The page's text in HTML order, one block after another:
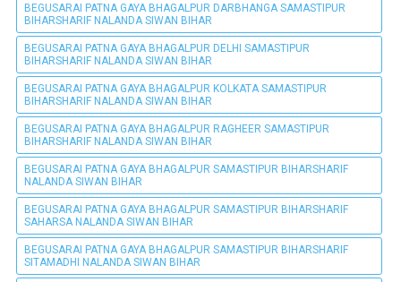
BEGUSARAI PATNA GAYA BHAGALPUR DARBHANGA SAMASTIPUR
BIHARSHARIF NALANDA SIWAN BIHAR
BEGUSARAI PATNA GAYA BHAGALPUR DELHI SAMASTIPUR
BIHARSHARIF NALANDA SIWAN BIHAR
BEGUSARAI PATNA GAYA BHAGALPUR KOLKATA SAMASTIPUR
BIHARSHARIF NALANDA SIWAN BIHAR
BEGUSARAI PATNA GAYA BHAGALPUR RAGHEER SAMASTIPUR
BIHARSHARIF NALANDA SIWAN BIHAR
BEGUSARAI PATNA GAYA BHAGALPUR SAMASTIPUR BIHARSHARIF
NALANDA SIWAN BIHAR
BEGUSARAI PATNA GAYA BHAGALPUR SAMASTIPUR BIHARSHARIF
SAHARSA NALANDA SIWAN BIHAR
BEGUSARAI PATNA GAYA BHAGALPUR SAMASTIPUR BIHARSHARIF
SITAMADHI NALANDA SIWAN BIHAR